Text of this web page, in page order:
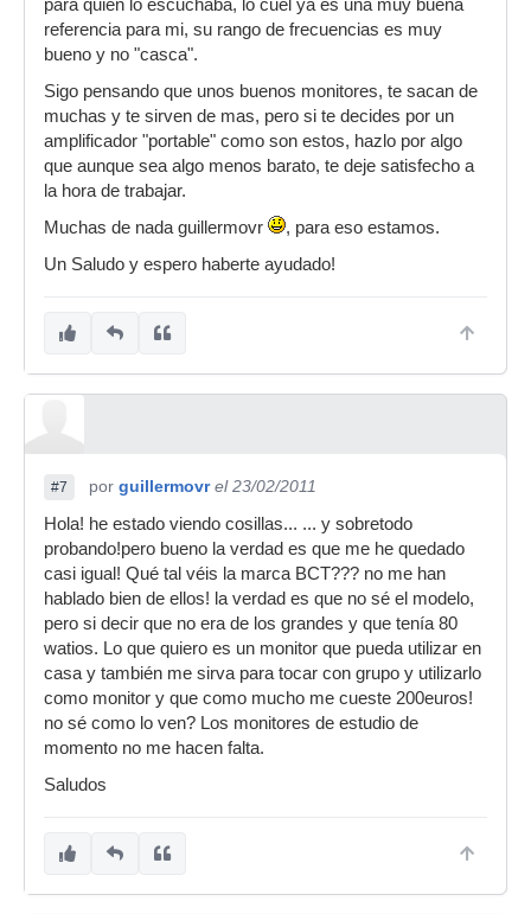
para quien lo escuchaba, lo cuel ya es una muy buena
referencia para mi, su rango de frecuencias es muy
bueno y no "casca".
Sigo pensando que unos buenos monitores, te sacan de
muchas y te sirven de mas, pero si te decides por un
amplificador "portable" como son estos, hazlo por algo
que aunque sea algo menos barato, te deje satisfecho a
la hora de trabajar.
Muchas de nada guillermovr
, para eso estamos.
Un Saludo y espero haberte ayudado!
#7 por guillermovr el 23/02/2011
Hola! he estado viendo cosillas... ... y sobretodo
probando!pero bueno la verdad es que me he quedado
casi igual! Qué tal véis la marca BCT??? no me han
hablado bien de ellos! la verdad es que no sé el modelo,
pero si decir que no era de los grandes y que tenía 80
watios. Lo que quiero es un monitor que pueda utilizar en
casa y también me sirva para tocar con grupo y utilizarlo
como monitor y que como mucho me cueste 200euros!
no sé como lo ven? Los monitores de estudio de
momento no me hacen falta.
Saludos